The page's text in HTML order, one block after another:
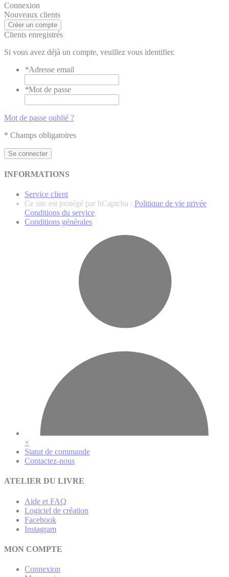
Connexion
Nouveaux clients
Créer un compte
Clients enregistrés
Si vous avez déjà un compte, veuillez vous identifier.
*Adresse email
*Mot de passe
Mot de passe oublié ?
* Champs obligatoires
Se connecter
INFORMATIONS
Service client
Ce site est protégé par hCaptcha : Politique de vie privée
Conditions du service.
Conditions générales
×
Statut de commande
Contactez-nous
ATELIER DU LIVRE
Aide et FAQ
Logiciel de création
Facebook
Instagram
MON COMPTE
Connexion